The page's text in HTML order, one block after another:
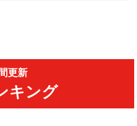
更新
キング